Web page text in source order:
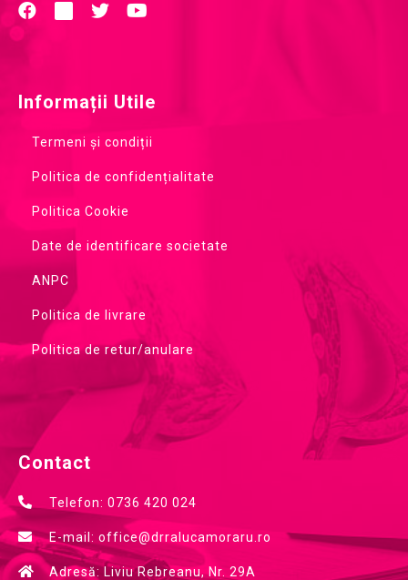
Informații Utile
Termeni și condiții
Politica de confidențialitate
Politica Cookie
Date de identificare societate
ANPC
Politica de livrare
Politica de retur/anulare
Contact
Telefon: 0736 420 024
E-mail: office@drralucamoraru.ro
Adresă: Liviu Rebreanu, Nr. 29A